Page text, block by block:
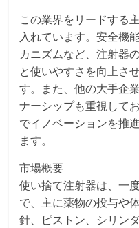
この業界をリードする
入れています。安全機
カニズムなど、注射器
と使いやすさを向上さ
す。また、他の大手企
ナーシップも重視して
でイノベーションを推
ます。
市場概要
使い捨て注射器は、一
で、主に薬物の投与や
針、ピストン、シリン